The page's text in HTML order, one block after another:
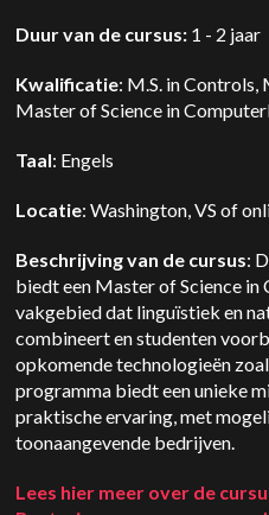
Duur van de cursus: 1 - 2 jaar
Kwalificatie: M.S. in
Master of Science in
Taal: Engels
Locatie: Washington, VS of
Beschrijving van de cursus:
biedt een Master of Science
vakgebied dat linguïstiek en
combineert en studenten
opkomende technologieën
programma biedt een unieke
praktische ervaring, met
toonaangevende bedrijven.
Lees hier meer over de